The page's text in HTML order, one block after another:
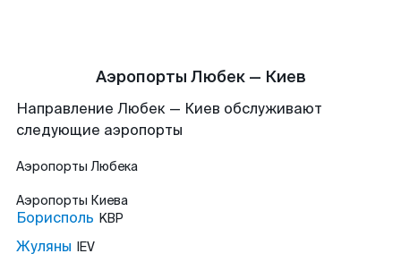
Аэропорты Любек — Киев
Направление Любек — Киев обслуживают
следующие аэропорты
Аэропорты Любека
Аэропорты Киева
Борисполь KBP
Жуляны IEV